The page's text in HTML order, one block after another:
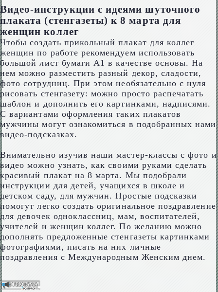
Видео-инструкции с идеями шуточного
плаката (стенгазеты) к 8 марта для
женщин коллег
Чтобы создать прикольный плакат для коллег
женщин по работе рекомендуем использовать
большой лист бумаги А1 в качестве основы. На
нем можно разместить разный декор, сладости,
фото сотрудниц. При этом необязательно с нуля
рисовать стенгазету: можно просто распечатать
шаблон и дополнить его картинками, надписями.
С вариантами оформления таких плакатов
мужчины могут ознакомиться в подобранных нами
видео-подсказках.
Внимательно изучив наши мастер-классы с фото и
видео можно узнать, как своими руками сделать
красивый плакат на 8 марта. Мы подобрали
инструкции для детей, учащихся в школе и
детском саду, для мужчин. Простые подсказки
помогут легко создать оригинальное поздравление
для девочек одноклассниц, мам, воспитателей,
учителей и женщин коллег. По желанию можно
дополнять предложенные стенгазеты картинками
фотографиями, писать на них личные
поздравления с Международным Женским днем.